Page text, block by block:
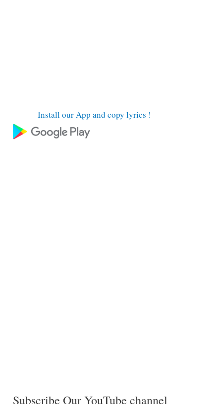
Install our App and copy lyrics !
Subscribe Our YouTube channel